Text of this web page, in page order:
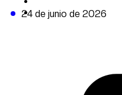
DE LA TRIBUNA TV
24 de junio de 2026